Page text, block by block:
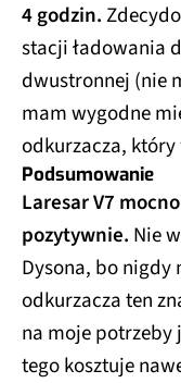
4 godzin.
stacji ładowania
dwustronnej (nie
mam wygodne
odkurzacza, który
Podsumowanie
Laresar V7
pozytywnie. Nie
Dysona, bo nigdy
odkurzacza ten
na moje potrzeby
tego kosztuje